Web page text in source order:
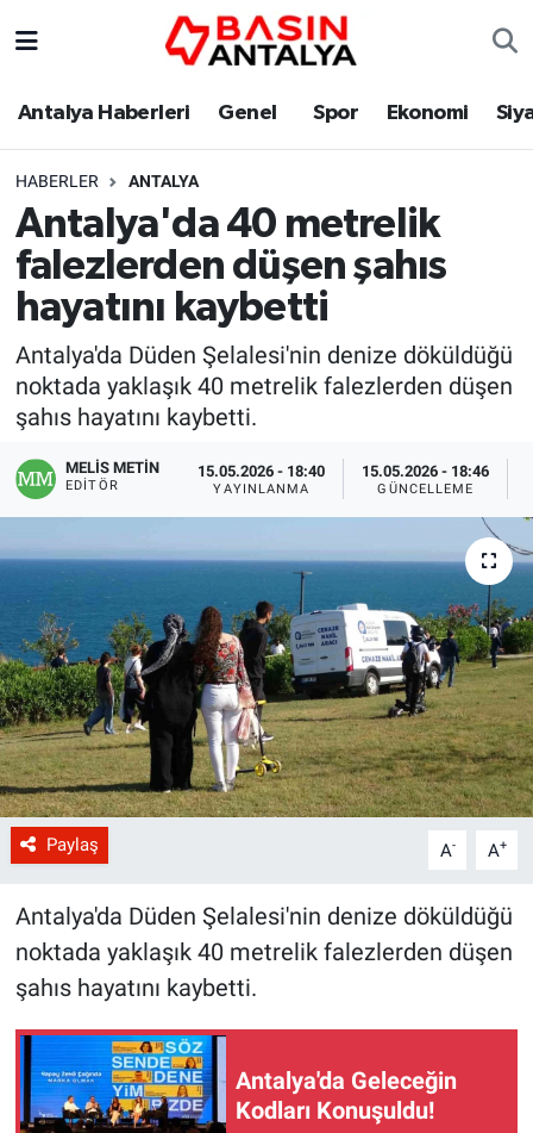
Antalya Haberleri Genel Spor Ekonomi
HABERLER ANTALYA
Antalya'da 40 metrelik
falezlerden düşen şahıs
hayatını kaybetti
Antalya'da Düden Şelalesi'nin denize döküldüğü
noktada yaklaşık 40 metrelik falezlerden düşen
şahıs hayatını kaybetti.
MELİS METİN
EDITÖR
15.05.2026 - 18:40
YAYINLANMA
15.05.2026 - 18:46
GÜNCELLEME
Paylaş A- A+
Antalya'da Düden Şelalesi'nin denize döküldüğü
noktada yaklaşık 40 metrelik falezlerden düşen
şahıs hayatını kaybetti.
Antalya'da Geleceğin
Kodları Konuşuldu!